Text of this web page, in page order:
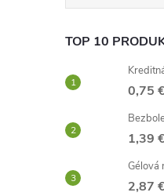
TOP 10
0,75
1,39
Gélová
2,87